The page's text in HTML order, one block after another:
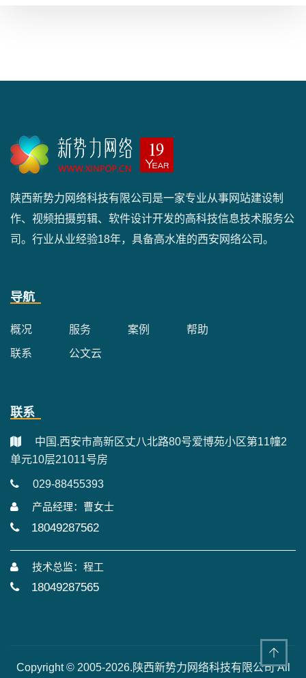
陕西新势力网络科技有限公司是一家专业从事网站建设制
作、视频拍摄剪辑、软件设计开发的高科技信息技术服务公
司。行业从业经验18年，具备高水准的西安网络公司。
导航
概况 服务 案例 帮助
联系 公文云
联系
中国.西安市高新区丈八北路80号爱博苑小区第11幢2
单元10层21011号房
029-88455393
产品经理：曹女士
18049287562
技术总监：程工
18049287565
Copyright © 2005-2026.陕西新势力网络科技有限公司 All